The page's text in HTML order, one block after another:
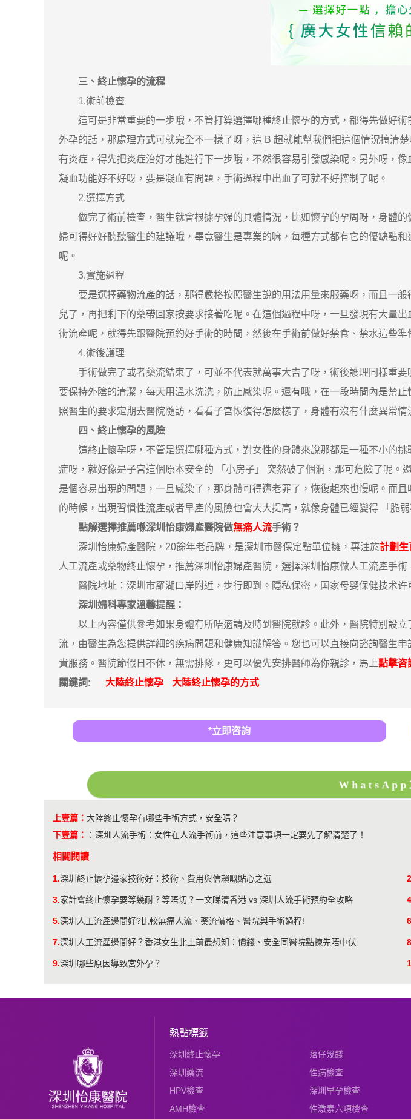
三、終止懷孕的流程
1.術前檢查
這可是非常重要的一步哦，不管打算選擇哪種終止懷孕的方式，都得先做好術
外孕的話，那處理方式可就完全不一樣了呀，這 B 超就能幫我們把這個情況搞清
有炎症，得先把炎症治好才能進行下一步哦，不然很容易引發感染呢。另外呀，
凝血功能好不好呀，要是凝血有問題，手術過程中出血了可就不好控制了呢。
2.選擇方式
做完了術前檢查，醫生就會根據孕婦的具體情況，比如懷孕的孕周呀，身體的
婦可得好好聽聽醫生的建議哦，畢竟醫生是專業的嘛，每種方式都有它的優缺點
呢。
3.實施過程
要是選擇藥物流產的話，那得嚴格按照醫生說的用法用量來服藥呀，而且一般
兒了，再把剩下的藥帶回家按要求接著吃呢。在這個過程中呀，一旦發現有大量
術流產呢，就得先跟醫院預約好手術的時間，然後在手術前做好禁食、禁水這些
4.術後護理
手術做完了或者藥流結束了，可並不代表就萬事大吉了呀，術後護理同樣重要
要保持外陰的清潔，每天用溫水洗洗，防止感染呢。還有哦，在一段時間內是禁
照醫生的要求定期去醫院隨訪，看看子宮恢復得怎麼樣了，身體有沒有什麼異常
四、終止懷孕的風險
這終止懷孕呀，不管是選擇哪種方式，對女性的身體來說那都是一種不小的挑
症呀，就好像是子宮這個原本安全的 「小房子」 突然破了個洞，那可危險了呢
是個容易出現的問題，一旦感染了，那身體可得遭老罪了，恢復起來也慢呢。而
的時候，出現習慣性流產或者早產的風險也會大大提高，就像身體已經變得 「脆
點解選擇推薦喺深圳怡康婦產醫院做無痛人流手術？
深圳怡康婦產醫院，20餘年老品牌，是深圳市醫保定點單位擁，專注於計劃生
人工流產或藥物終止懷孕，推薦深圳怡康婦產醫院，選擇深圳怡康做人工流產手術
醫院地址：深圳市羅湖口岸附近，步行即到。隱私保密，国家母婴保健技术许
深圳婦科專家溫馨提醒：
以上內容僅供參考如果身體有所唔適請及時到醫院就診。此外，醫院特別設立
流，由醫生為您提供詳細的疾病問題和健康知識解答。您也可以直接向諮詢醫生
貴服務。醫院節假日不休，無需排隊，更可以優先安排醫師為你親診，馬上點擊咨
關鍵詞:
大陸終止懷孕 大陸終止懷孕的方式
*立即咨詢
WhatsApp
上壹篇： 大陸終止懷孕有哪些手術方式，安全嗎？
下壹篇：
： 深圳人流手術：女性在人流手術前，這些注意事項一定要先了解清楚了！
相關閱讀
1.深圳終止懷孕邊家技術好：技術、費用與信賴嘅貼心之選
3.家計會終止懷孕要等幾耐？等唔切？一文睇清香港 vs 深圳人流手術預約全攻略
5.深圳人工流產邊間好?比較無痛人流、藥流價格、醫院與手術過程!
7.深圳人工流產邊間好？香港女生北上前最想知：價錢、安全同醫院點揀先唔中伏
9.深圳哪些原因導致宮外孕？
熱點標籤
深圳終止懷孕
落仔幾錢
深圳藥流
性病檢查
HPV檢查
深圳早孕檢查
AMH檢查
性激素六項檢查